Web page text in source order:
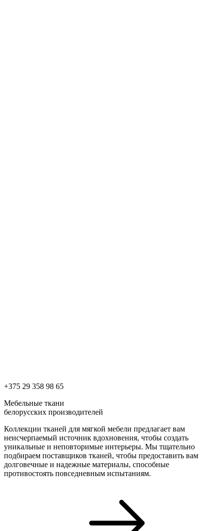
+375 29 358 98 65
Мебельные ткани
белорусских производителей
Коллекции тканей для мягкой мебели предлагает вам
неисчерпаемый источник вдохновения, чтобы создать
уникальные и неповторимые интерьеры. Мы тщательно
подбираем поставщиков тканей, чтобы предоставить вам
долговечные и надежные материалы, способные
противостоять повседневным испытаниям.